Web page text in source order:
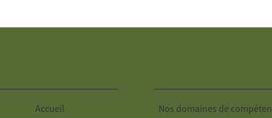
Accueil Nos domaines de